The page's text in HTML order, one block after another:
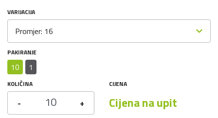
VARIJACIJA
Promjer: 16
PAKIRANJE
10 1
KOLIČINA
- +
CIJENA
Cijena na upit